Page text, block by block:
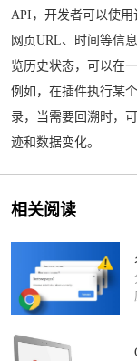
API，开发者可以使
网页URL、时间等信
览历史状态，可以在
例如，在插件执行某
录，当需要回溯时，
迹和数据变化。
相关阅读